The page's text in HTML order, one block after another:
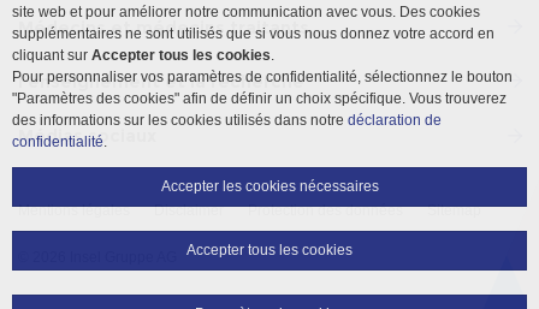
Médecins et médecins traitants
l'enseignement et la recherche
Médias sociaux
Mentions légales Disclaimer Protection des données Sitemap
site web et pour améliorer notre communication avec vous. Des cookies
supplémentaires ne sont utilisés que si vous nous donnez votre accord en
cliquant sur Accepter tous les cookies.
Pour personnaliser vos paramètres de confidentialité, sélectionnez le bouton
"Paramètres des cookies" afin de définir un choix spécifique. Vous trouverez
des informations sur les cookies utilisés dans notre déclaration de
confidentialité.
Accepter les cookies nécessaires
Accepter tous les cookies